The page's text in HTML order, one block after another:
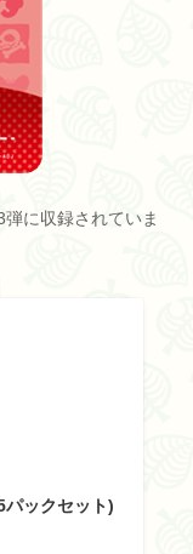
に収録されていま
ックセット)